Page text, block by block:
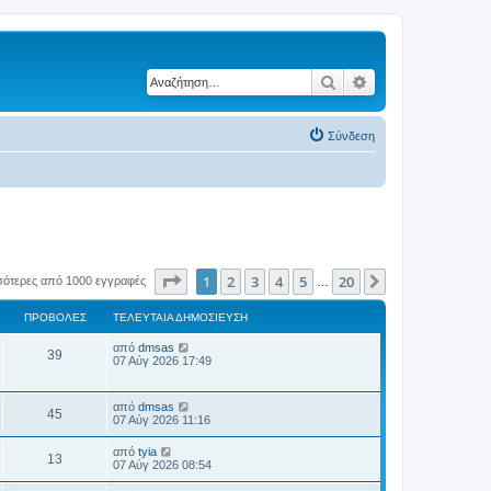
Αναζήτηση
Σύνδεση
από 1000 εγγραφές Σελίδα1 από 20
1 2 3 4 5 20
ΠΡΟΒΟΛΈΣ ΤΕΛΕΥΤΑΊΑ ΔΗΜΟΣΊΕΥΣΗ
39
β
Τ
ε
τ
α
ί
α
δ
από dmsas
07 Αύγ 2026 17:49
45
ρ
Τ
ε
υ
τ
α
από dmsas
07 Αύγ 2026 11:16
13
ρ
Τ
ε
από tyia
07 Αύγ 2026 08:54